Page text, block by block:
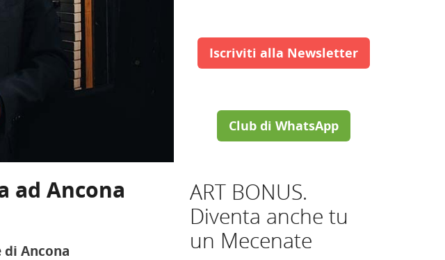
ad Ancona
Ancona
Iscriviti alla Newsletter
Club di WhatsApp
ART BONUS.
Diventa anche tu
un Mecenate